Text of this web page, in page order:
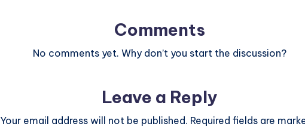
Comments
No comments yet. Why don’t you start the discussion?
Leave a Reply
Your email address will not be published. Required fields are